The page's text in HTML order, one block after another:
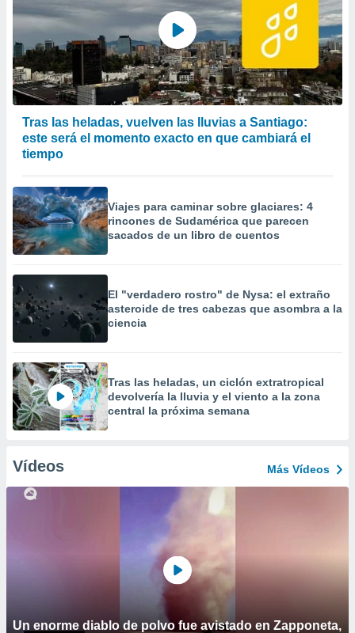
Tras las heladas, vuelven las lluvias a Santiago:
este será el momento exacto en que cambiará el
tiempo
Viajes para caminar sobre glaciares: 4
rincones de Sudamérica que parecen
sacados de un libro de cuentos
El "verdadero rostro" de Nysa: el extraño
asteroide de tres cabezas que asombra a la
ciencia
Tras las heladas, un ciclón extratropical
devolvería la lluvia y el viento a la zona
central la próxima semana
Vídeos Más Vídeos
Un enorme diablo de polvo fue avistado en Zapponeta,